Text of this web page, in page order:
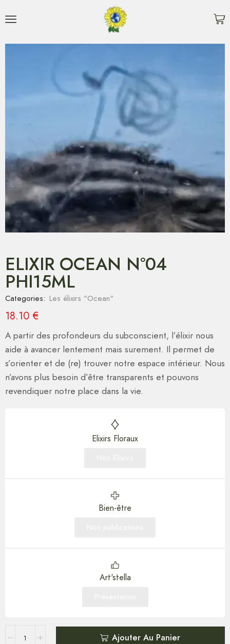
ELIXIR OCEAN N°04
PHI15ML
Categories: Les élixirs "Ocean"
18.10 €
A partir des profondeurs du subconscient, l’élixir nous
aide à avancer lentement mais surement. Il permet de
s’orienter et de (re) trouver notre espace intérieur. Nous
n’avons plus besoin d’être transparents et pouvons
revendiquer notre place dans la vie.
Elixirs Floraux
Bien-être
Art'stella
Ajouter Au Panier